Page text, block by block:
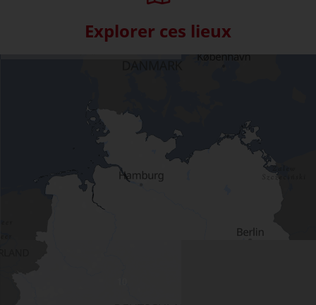
Explorer ces lieux
Skip interactive map (Not